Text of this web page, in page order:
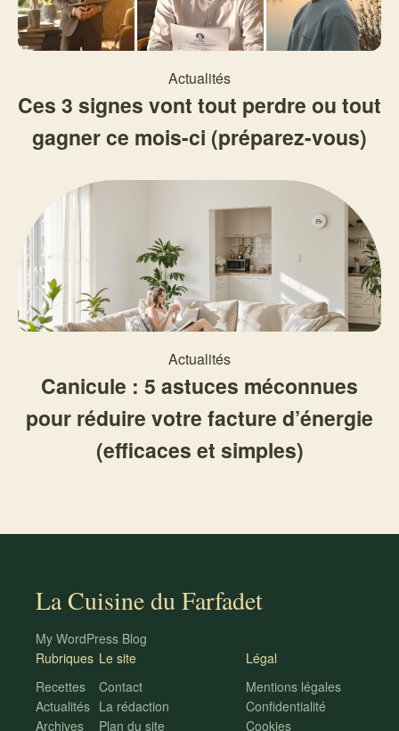
Actualités
Ces 3 signes vont tout perdre ou tout
gagner ce mois-ci (préparez-vous)
Actualités
Canicule : 5 astuces méconnues
pour réduire votre facture d’énergie
(efficaces et simples)
La Cuisine du Farfadet
My WordPress Blog
Rubriques
Recettes
Actualités
Archives
Le site
Contact
La rédaction
Plan du site
Légal
Mentions légales
Confidentialité
Cookies